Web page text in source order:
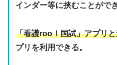
インダー等に挟むことができ
「看護roo！国試」アプリ
プリを利用できる。